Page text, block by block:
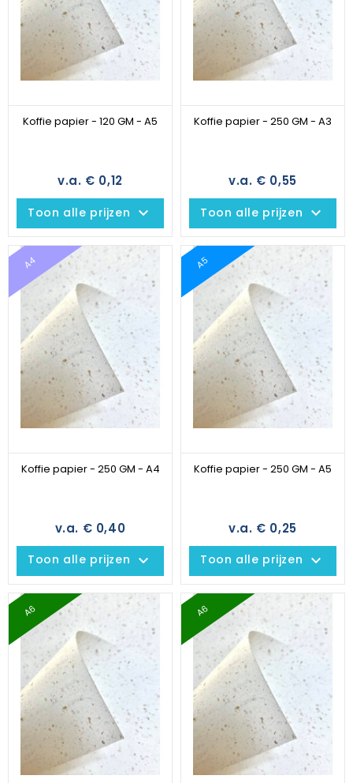
Koffie papier - 120 GM - A5
v.a. € 0,12
Toon alle prijzen keyboard_arrow_down
Koffie papier - 250 GM - A3
v.a. € 0,55
Toon alle prijzen keyboard_arrow_down
A4
Koffie papier - 250 GM - A4
v.a. € 0,40
Toon alle prijzen keyboard_arrow_down
A5
Koffie papier - 250 GM - A5
v.a. € 0,25
Toon alle prijzen keyboard_arrow_down
A6 A6